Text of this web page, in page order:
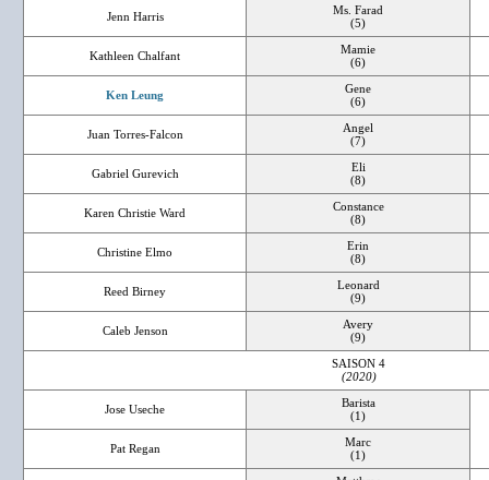
Jenn Harris
Ms. Farad
(5)
Kathleen Chalfant
Mamie
(6)
Ken Leung
Gene
(6)
Juan Torres-Falcon
Angel
(7)
Gabriel Gurevich
Eli
(8)
Karen Christie Ward
Constance
(8)
Christine Elmo
Erin
(8)
Reed Birney
Leonard
(9)
Caleb Jenson
Avery
(9)
SAISON 4
(2020)
Jose Useche
Barista
(1)
Pat Regan
Marc
(1)